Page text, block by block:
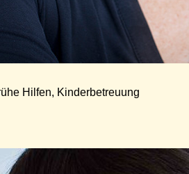
Hilfen, Kinderbetreuung